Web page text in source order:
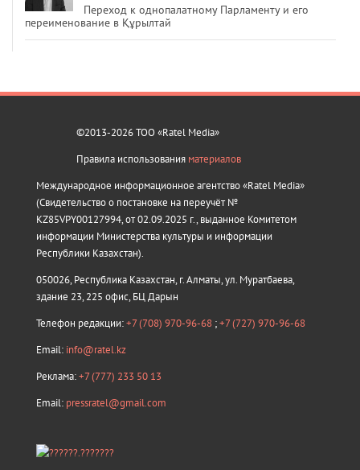
Переход к однопалатному Парламенту и его
переименование в Құрылтай
©2013-2026 ТОО «Ratel Media»
Правила использования материалов
Международное информационное агентство «Ratel Media»
(Свидетельство о постановке на переучёт №
KZ85VPY00127994, от 02.09.2025 г., выданное Комитетом
информации Министерства культуры и информации
Республики Казахстан).
050026, Республика Казахстан, г. Алматы, ул. Муратбаева,
здание 23, 225 офис, БЦ Дарын
Телефон редакции:+7 (708) 970-96-68 ;+7 (727) 970-96-68
Email: info@ratel.kz
Реклама:+7 (777) 233 50 13
Email: pressratel@gmail.com